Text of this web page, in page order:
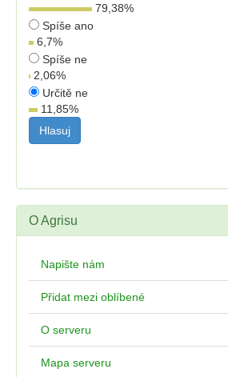
79,38%
Spíše ano
6,7%
Spíše ne
2,06%
Určitě ne
11,85%
O Agrisu
Napište nám
Přidat mezi oblíbené
O serveru
Mapa serveru